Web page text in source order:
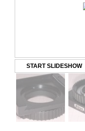
START SLIDESHOW